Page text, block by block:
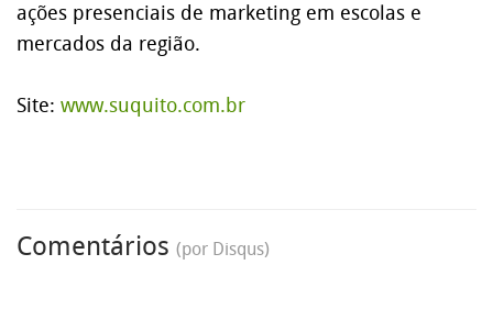
ações presenciais de marketing em escolas e
mercados da região.
Site: www.suquito.com.br
Comentários (por Disqus)